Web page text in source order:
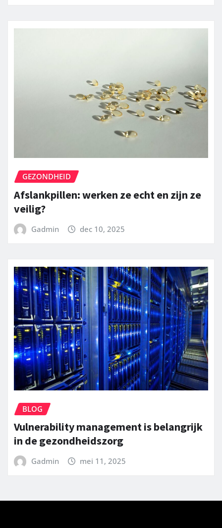
GEZONDHEID
Afslankpillen: werken ze echt en zijn ze
veilig?
Gadmin dec 10, 2025
BLOG
Vulnerability management is belangrijk
in de gezondheidszorg
Gadmin mei 11, 2025